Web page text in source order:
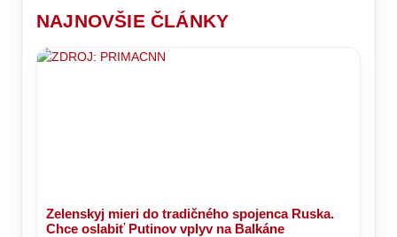
NAJNOVŠIE ČLÁNKY
Zelenskyj mieri do tradičného spojenca Ruska.
Chce oslabiť Putinov vplyv na Balkáne